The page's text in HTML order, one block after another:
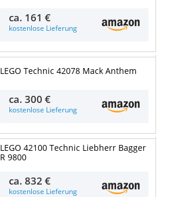
ca. 161 €
kostenlose Lieferung
LEGO Technic 42078 Mack Anthem
ca.300 €
kostenlose Lieferung
LEGO 42100 Technic Liebherr Bagger
R 9800
ca.832 €
kostenlose Lieferung